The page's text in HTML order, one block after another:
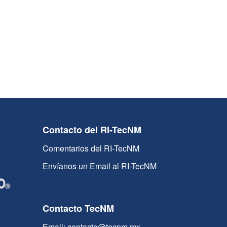
Contacto del RI-TecNM
Comentarios del RI-TecNM
Envíanos un Email al RI-TecNM
Contacto TecNM